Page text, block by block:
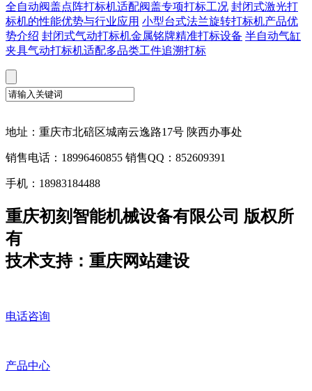
全自动阀盖点阵打标机适配阀盖专项打标工况 封闭式激光打
标机的性能优势与行业应用 小型台式法兰旋转打标机产品优
势介绍 封闭式气动打标机金属铭牌精准打标设备 半自动气缸
夹具气动打标机适配多品类工件追溯打标
地址：重庆市北碚区城南云逸路17号 陕西办事处
销售电话：18996460855 销售QQ：852609391
手机：18983184488
重庆初刻智能机械设备有限公司 版权所
有
技术支持：重庆网站建设
电话咨询
产品中心